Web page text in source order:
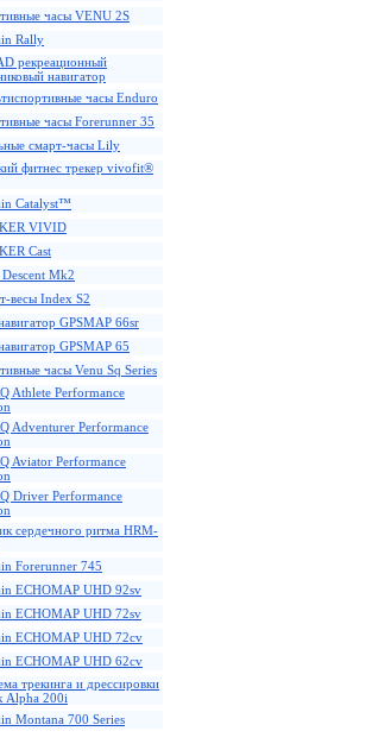
часы VENU 2S
Rally
рекреационный
навигатор
часы Enduro
часы Forerunner 35
смарт-часы Lily
фитнес трекер vivofit®
Catalyst™
VIVID
Cast
Mk2
весы Index S2
GPSMAP 66sr
GPSMAP 65
часы Venu Sq Series
Athlete Performance
Adventurer Performance
Aviator Performance
Driver Performance
сердечного ритма HRM-
Forerunner 745
ECHOMAP UHD 92sv
ECHOMAP UHD 72sv
ECHOMAP UHD 72cv
ECHOMAP UHD 62cv
трекинга и дрессировки
Alpha 200i
Montana 700 Series